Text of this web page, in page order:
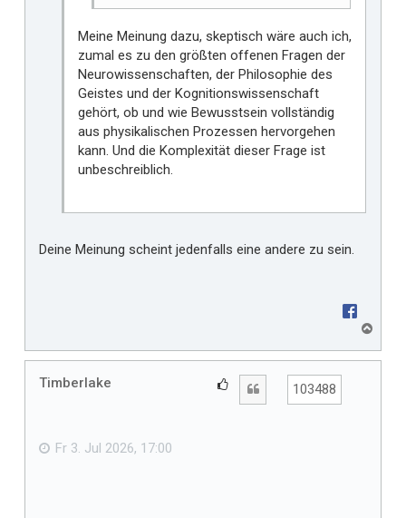
Meine Meinung dazu, skeptisch wäre auch ich,
zumal es zu den größten offenen Fragen der
Neurowissenschaften, der Philosophie des
Geistes und der Kognitionswissenschaft
gehört, ob und wie Bewusstsein vollständig
aus physikalischen Prozessen hervorgehen
kann. Und die Komplexität dieser Frage ist
unbeschreiblich.
Deine Meinung scheint jedenfalls eine andere zu sein.
c
Timberlake 103488
Fr 3. Jul 2026, 17:00